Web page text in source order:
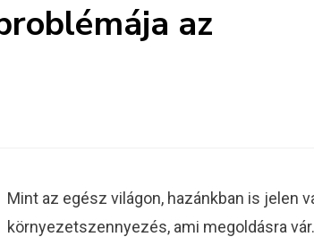
az
Mint az egész világon, hazánkban is jelen
környezetszennyezés, ami megoldásra